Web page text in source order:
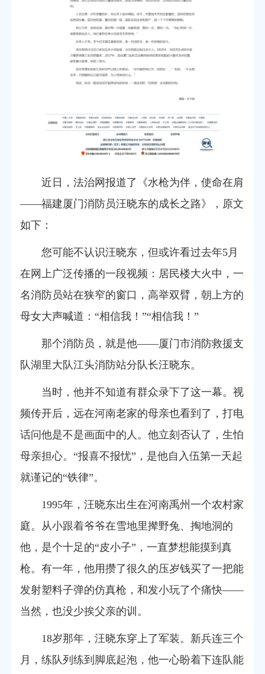
近日，法治网报道了《水枪为伴，使命在肩
——福建厦门消防员汪晓东的成长之路》，原文
如下：
您可能不认识汪晓东，但或许看过去年5月
在网上广泛传播的一段视频：居民楼大火中，一
名消防员站在狭窄的窗口，高举双臂，朝上方的
母女大声喊道：“相信我！”“相信我！”
那个消防员，就是他——厦门市消防救援支
队湖里大队江头消防站分队长汪晓东。
当时，他并不知道有群众录下了这一幕。视
频传开后，远在河南老家的母亲也看到了，打电
话问他是不是画面中的人。他立刻否认了，生怕
母亲担心。“报喜不报忧”，是他自入伍第一天起
就谨记的“铁律”。
1995年，汪晓东出生在河南禹州一个农村家
庭。从小跟着爷爷在雪地里撵野兔、掏地洞的
他，是个十足的“皮小子”，一直梦想能摸到真
枪。有一年，他用攒了很久的压岁钱买了一把能
发射塑料子弹的仿真枪，和发小玩了个痛快——
当然，也没少挨父亲的训。
18岁那年，汪晓东穿上了军装。新兵连三个
月，练队列练到脚底起泡，他一心盼着下连队能